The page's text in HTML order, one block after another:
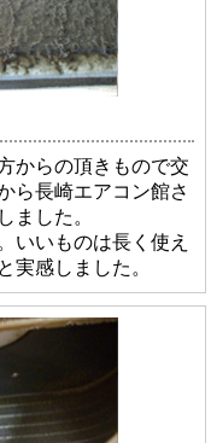
からの頂きもので交
ら長崎エアコン館さ
ました。
いいものは長く使え
実感しました。